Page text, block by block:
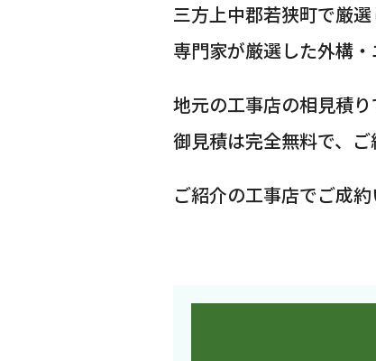
三方上中郡若狭町で厳
専門家が厳選した外構
地元の工事店の相見積
御見積は完全無料で、
ご紹介の工事店でご成